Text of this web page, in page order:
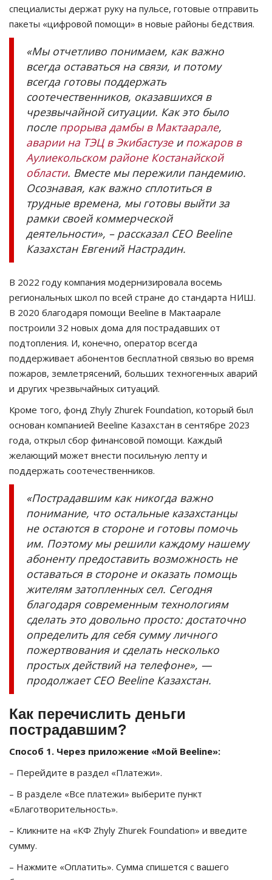
специалисты держат руку на пульсе, готовые отправить
пакеты «цифровой помощи» в новые районы бедствия.
«Мы отчетливо понимаем, как важно
всегда оставаться на связи, и потому
всегда готовы поддержать
соотечественников, оказавшихся в
чрезвычайной ситуации. Как это было
после прорыва дамбы в Мактаарале,
аварии на ТЭЦ в Экибастузеи пожаров в
Аулиекольском районе Костанайской
области. Вместе мы пережили пандемию.
Осознавая, как важно сплотиться в
трудные времена, мы готовы выйти за
рамки своей коммерческой
деятельности», – рассказал CEO Beeline
Казахстан Евгений Настрадин.
В 2022 году компания модернизировала восемь
региональных школ по всей стране до стандарта НИШ.
В 2020 благодаря помощи Beeline в Мактаарале
построили 32 новых дома для пострадавших от
подтопления. И, конечно, оператор всегда
поддерживает абонентов бесплатной связью во время
пожаров, землетрясений, больших техногенных аварий
и других чрезвычайных ситуаций.
Кроме того, фонд Zhyly Zhurek Foundation, который был
основан компанией Beeline Казахстан в сентябре 2023
года, открыл сбор финансовой помощи. Каждый
желающий может внести посильную лепту и
поддержать соотечественников.
«Пострадавшим как никогда важно
понимание, что остальные казахстанцы
не остаются в стороне и готовы помочь
им. Поэтому мы решили каждому нашему
абоненту предоставить возможность не
оставаться в стороне и оказать помощь
жителям затопленных сел. Сегодня
благодаря современным технологиям
сделать это довольно просто: достаточно
определить для себя сумму личного
пожертвования и сделать несколько
простых действий на телефоне», —
продолжает СЕО Beeline Казахстан.
Как перечислить деньги
пострадавшим?
Способ 1. Через приложение «Мой Beeline»:
– Перейдите в раздел «Платежи».
– В разделе «Все платежи» выберите пункт
«Благотворительность».
– Кликните на «КФ Zhyly Zhurek Foundation» и введите
сумму.
– Нажмите «Оплатить». Сумма спишется с вашего